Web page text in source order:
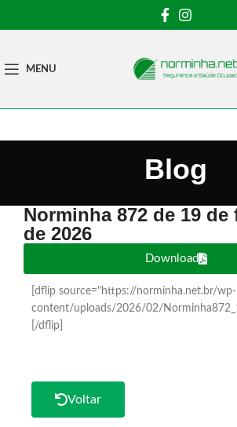
MENU
Blog
Norminha 872 de 19 de
de 2026
Download
[dflip source="https://norminha.net.br/wp-
content/uploads/2026/02/
[/dflip]
Voltar